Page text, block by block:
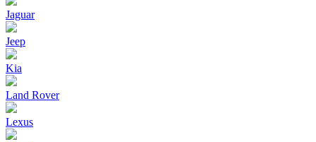
Jaguar
Jeep
Kia
Land Rover
Lexus